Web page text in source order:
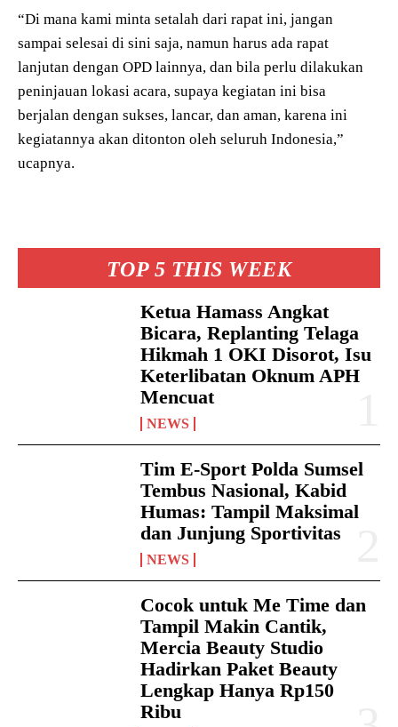
TOP 5 THIS WEEK
Ketua Hamass Angkat
Bicara, Replanting Telaga
Hikmah 1 OKI Disorot, Isu
Keterlibatan Oknum APH
Mencuat
NEWS
Tim E-Sport Polda Sumsel
Tembus Nasional, Kabid
Humas: Tampil Maksimal
dan Junjung Sportivitas
NEWS
Cocok untuk Me Time dan
Tampil Makin Cantik,
Mercia Beauty Studio
Hadirkan Paket Beauty
Lengkap Hanya Rp150
Ribu
“Di mana kami minta setalah dari rapat ini, jangan
sampai selesai di sini saja, namun harus ada rapat
lanjutan dengan OPD lainnya, dan bila perlu dilakukan
peninjauan lokasi acara, supaya kegiatan ini bisa
berjalan dengan sukses, lancar, dan aman, karena ini
kegiatannya akan ditonton oleh seluruh Indonesia,”
ucapnya.